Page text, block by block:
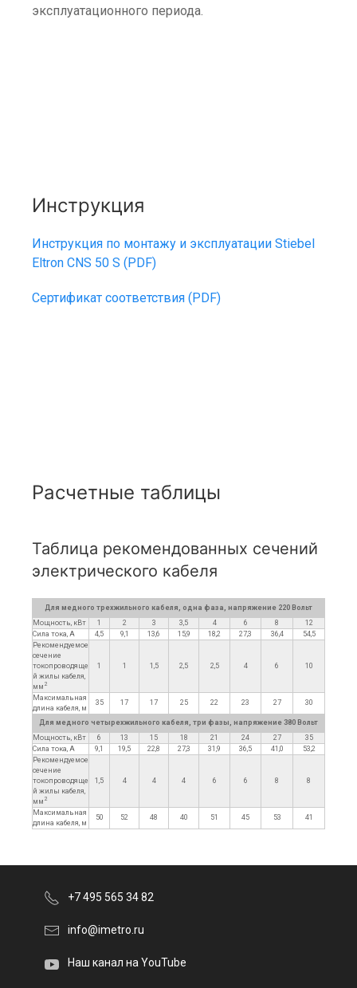
эксплуатационного периода.
Инструкция
Инструкция по монтажу и эксплуатации Stiebel
Eltron CNS 50 S (PDF)
Сертификат соответствия (PDF)
Расчетные таблицы
Таблица рекомендованных сечений
электрического кабеля
Для медного трехжильного кабеля, одна фаза, напряжение 220 Вольт
Мощность, кВт
1 2 3 3,5 4 6 8
12
Сила тока, А
4,5 9,1 13,6 15,9 18,2 27,3 36,4
54,5
Рекомендуемое
сечение
токопроводяще
й жилы кабеля,
мм 2
1 1 1,5 2,5 2,5 4 6 10
Максимальная
длина кабеля, м
35 17 17 25 22 23 27 30
Для медного четырехжильного кабеля, три фазы, напряжение 380 Вольт
Мощность, кВт
6 13 15 18 21 24 27
35
Сила тока, А
9,1 19,5 22,8 27,3 31,9 36,5 41,0
53,2
Рекомендуемое
сечение
токопроводяще
й жилы кабеля,
мм 2
1,5 4 4 4 6 6 8 8
Максимальная
длина кабеля, м
50 52 48 40 51 45 53 41
+7 495 565 34 82
info@imetro.ru
Наш канал на YouTube